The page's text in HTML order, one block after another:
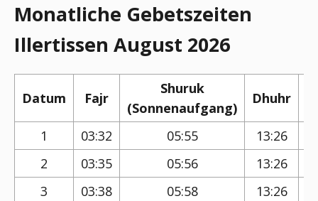
Monatliche Gebetszeiten
Illertissen August 2026
Datum Fajr
Shuruk
(Sonnenaufgang)
Dhuhr
1
03:32 05:55 13:26
2
03:35 05:56 13:26
3
03:38 05:58 13:26